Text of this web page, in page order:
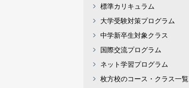
標準カリキュラム
大学受験対策プログラム
中学新卒生対象クラス
国際交流プログラム
ネット学習プログラム
枚方校のコース・クラス一覧